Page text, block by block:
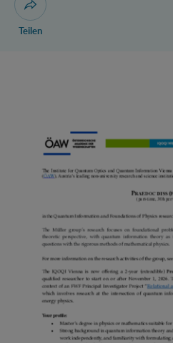
Dialog zum Teilen der Seite öffnen
Teilen